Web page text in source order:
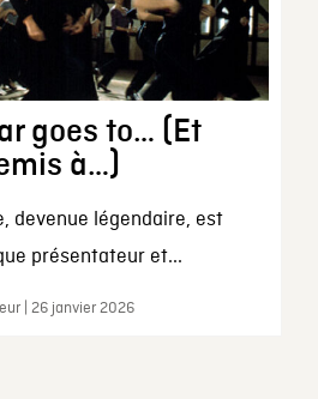
goes to… (Et
à…)
devenue légendaire, est
présentateur et...
| 26 janvier 2026